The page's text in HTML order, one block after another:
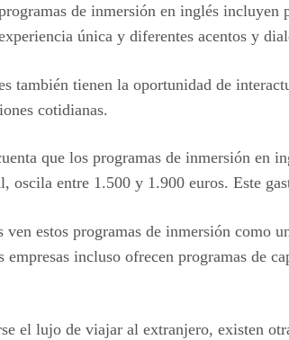
de inmersión en inglés
única y diferentes acentos y
también tienen la oportunidad de
cotidianas.
que los programas de inmersión en
oscila entre 1.500 y 1.900 euros. Este
ven estos programas de inmersión
incluso ofrecen programas de
el lujo de viajar al extranjero, existen